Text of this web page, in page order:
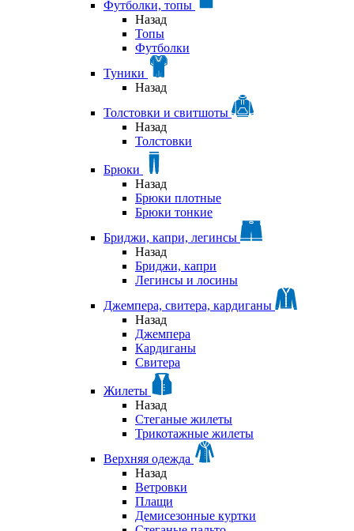
Футболки, топы
Назад
Топы
Футболки
Туники
Назад
Толстовки и свитшоты
Назад
Толстовки
Брюки
Назад
Брюки плотные
Брюки тонкие
Бриджи, капри, легинсы
Назад
Бриджи, капри
Легинсы и лосины
Джемпера, свитера, кардиганы
Назад
Джемпера
Кардиганы
Свитера
Жилеты
Назад
Стеганые жилеты
Трикотажные жилеты
Верхняя одежда
Назад
Ветровки
Плащи
Демисезонные куртки